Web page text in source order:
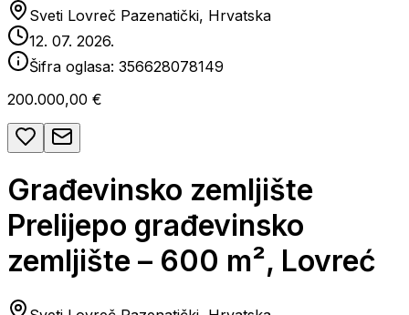
Sveti Lovreč Pazenatički, Hrvatska
12. 07. 2026.
Šifra oglasa: 356628078149
200.000,00 €
Građevinsko zemljište
Prelijepo građevinsko
zemljište – 600 m², Lovreć